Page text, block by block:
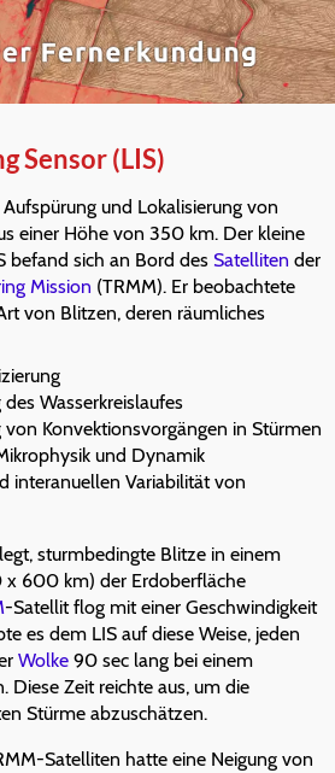
Sensor (LIS)
und Lokalisierung von
einer Höhe von 350 km. Der kleine
befand sich an Bord des Satelliten der
Mission (TRMM). Er beobachtete
von Blitzen, deren räumliches
Wasserkreislaufes
Konvektionsvorgängen in Stürmen
und Dynamik
interanuellen Variabilität von
sturmbedingte Blitze in einem
600 km) der Erdoberfläche
-Satellit flog mit einer Geschwindigkeit
es dem LIS auf diese Weise, jeden
Wolke 90 sec lang bei einem
Diese Zeit reichte aus, um die
Stürme abzuschätzen.
Satelliten hatte eine Neigung von